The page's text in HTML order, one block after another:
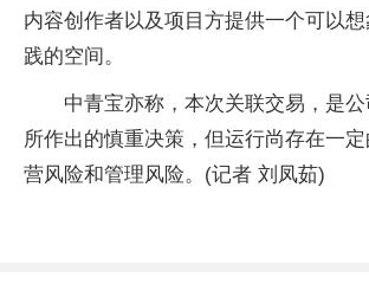
内容创作者以及项目方提供一个可以
践的空间。
中青宝亦称，本次关联交易，是
所作出的慎重决策，但运行尚存在一
营风险和管理风险。(记者 刘凤茹)